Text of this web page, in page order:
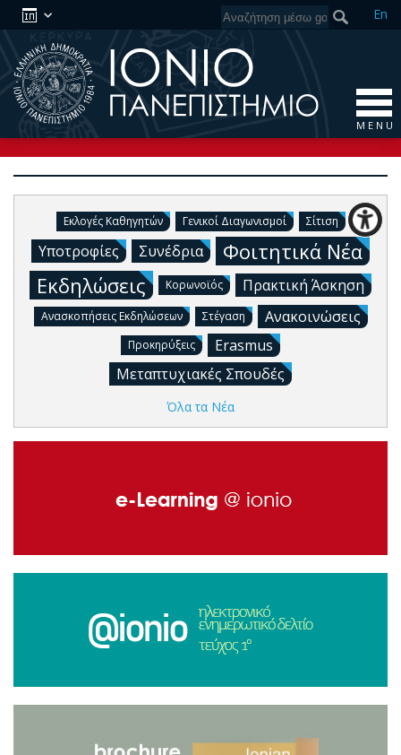
En
M E N U
Εκλογές Καθηγητών Γενικοί Διαγωνισμοί Σίτιση
Υποτροφίες Συνέδρια
Φοιτητικά Νέα
Εκδηλώσεις
Κορωνοϊός Πρακτική Άσκηση
Ανασκοπήσεις Εκδηλώσεων Στέγαση Ανακοινώσεις
Προκηρύξεις
Erasmus
Μεταπτυχιακές Σπουδές
Όλα τα Νέα